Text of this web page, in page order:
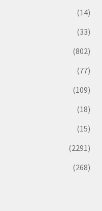
(14)
(33)
(802)
(77)
(109)
(18)
(15)
(2291)
(268)